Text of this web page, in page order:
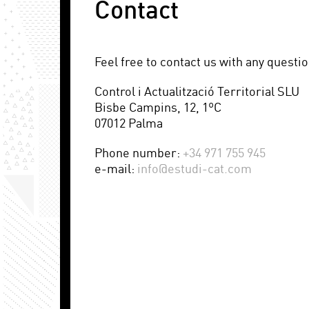
Contact
Feel free to contact us with any
Control i Actualització Territorial SLU
Bisbe Campins, 12, 1ºC
07012 Palma
Phone number: +34 971 755 945
e-mail: info@estudi-cat.com